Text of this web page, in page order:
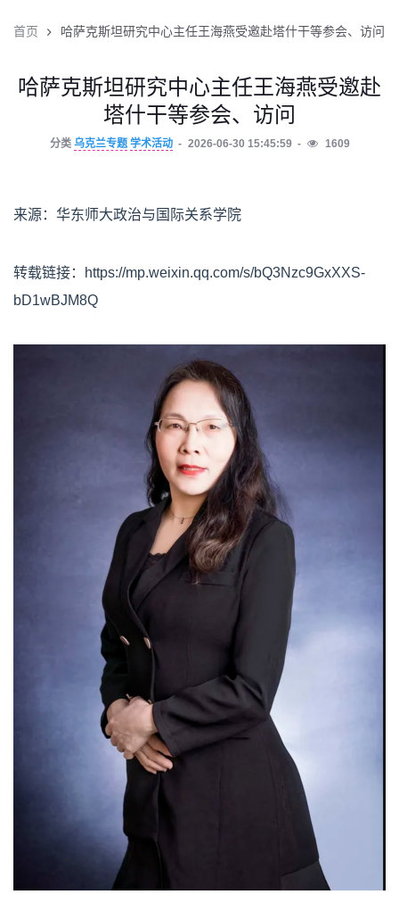
首页 哈萨克斯坦研究中心主任王海燕受邀赴塔什干等参会、访问
哈萨克斯坦研究中心主任王海燕受邀赴
塔什干等参会、访问
分类 乌克兰专题 学术活动 2026-06-30 15:45:59 1609
来源：华东师大政治与国际关系学院
转载链接：https://mp.weixin.qq.com/s/bQ3Nzc9GxXXS-
bD1wBJM8Q